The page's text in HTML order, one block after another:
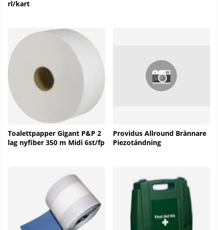
rl/kart
Toalettpapper Gigant P&P 2
lag nyfiber 350 m Midi 6st/fp
Providus Allround Brännare
Piezotändning